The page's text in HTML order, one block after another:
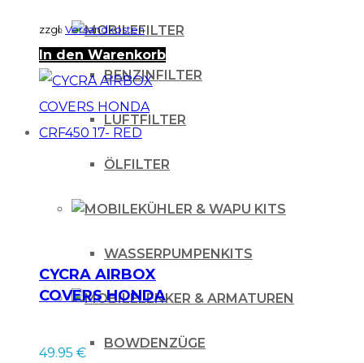
FILTER
BENZINFILTER
LUFTFILTER
ÖLFILTER
KÜHLER & WAPU KITS
WASSERPUMPENKITS
LENKER & ARMATUREN
BOWDENZÜGE
zzgl.Versandkosten
In den Warenkorb
CYCRA AIRBOX
COVERS HONDA
49.95 €